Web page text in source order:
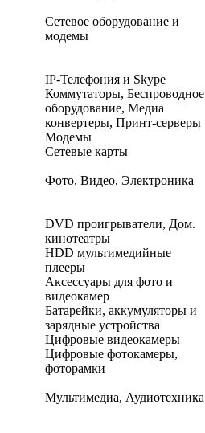
Сетевое оборудование и
модемы
IP-Телефония и Skype
Коммутаторы, Беспроводное
оборудование, Медиа
конвертеры, Принт-серверы
Модемы
Сетевые карты
Фото, Видео, Электроника
DVD проигрыватели, Дом.
кинотеатры
HDD мультимедийные
плееры
Аксессуары для фото и
видеокамер
Батарейки, аккумуляторы и
зарядные устройства
Цифровые видеокамеры
Цифровые фотокамеры,
фоторамки
Мультимедиа, Аудиотехника